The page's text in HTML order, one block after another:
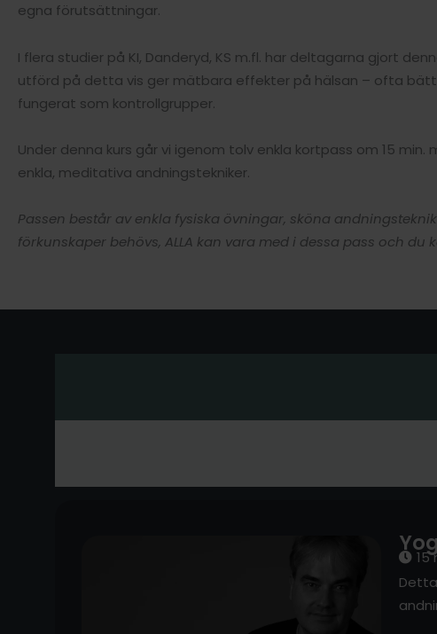
egna förutsättningar.
I flera studier på KI, Danderyd, KS m.fl. har deltagarna gjort
utförd på detta vis ger mätbara effekter på hälsan – ofta
fungerat som kontrollgrupper.
Under denna kurs går vi igenom tolv enkla kortpass om 15
enkla, meditativa andningstekniker.
Passen består av enkla fysiska övningar, sköna
förkunskaper behövs, ALLA kan vara med i dessa pass och du
15